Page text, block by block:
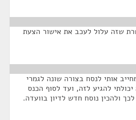
שזה עלול לעכב את אישור הצעת
אותי לנסח בצורה שונה לגמרי
להגיע לזה, ועד לסוף הכנס
ולהכין נוסח חדש לדיון בוועדה.